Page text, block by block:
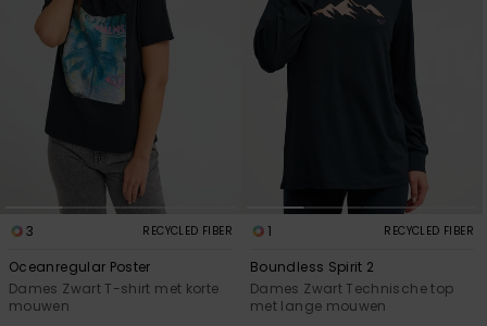
3 RECYCLED FIBER
Oceanregular Poster
Dames Zwart T-shirt met korte
mouwen
1 RECYCLED FIBER
Boundless Spirit 2
Dames Zwart Technische top
met lange mouwen